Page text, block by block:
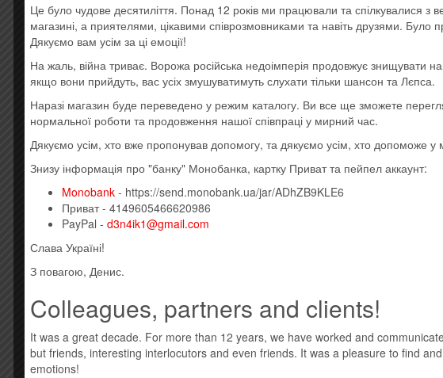
ОПИСАНИЕ ОТЗЫВЫ (0)
Описание
Усі товари: Depeche Mode
CD1
1 Welcome To My World 6:42
3 Walking In My Shoes 6:33
4 Precious 5:03
5 Black Celebration 4:34
6 Should Be Higher 5:51
7 Policy Of Truth 5:26
8 The Child Inside 4:21
9 But Not Tonight 6:48
10 Heaven 4:13
Це було чудове десятиліття. Понад 12 років ми працювали та спілкувалися з
магазині, а приятелями, цікавими співрозмовниками та навіть друзями.
Дякуємо вам усім за ці емоції!
На жаль, війна триває. Ворожа російська недоімперія продовжує знищувати
якщо вони прийдуть, вас усіх змушуватимуть слухати тільки шансон та Лєпса.
Наразі магазин буде переведено у режим каталогу. Ви все ще зможете
нормальної роботи та продовження нашої співпраці у мирний час.
Дякуємо усім, хто вже пропонував допомогу, та дякуємо усім, хто допоможе у
Знизу інформація про "банку" Монобанка, картку Приват та пейпел аккаунт:
Monobank - https://send.monobank.ua/jar/ADhZB9KLE6
Приват - 4149605466620986
PayPal - d3n4ik1@gmail.com
Слава Україні!
З повагою, Денис.
Colleagues, partners and clients!
It was a great decade. For more than 12 years, we have worked and
but friends, interesting interlocutors and even friends. It was a pleasure to find
emotions!